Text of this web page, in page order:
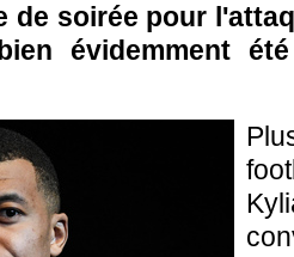
de soirée pour
évidemment